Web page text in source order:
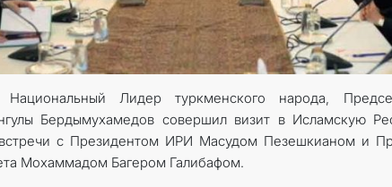
Лидер туркменского народа,
Бердымухамедов совершил визит в Исламскую
встречи с Президентом ИРИ Масудом Пезешкианом и
Мохаммадом Багером Галибафом.